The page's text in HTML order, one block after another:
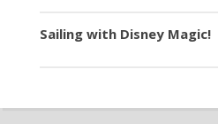
Sailing with Disney Magic!